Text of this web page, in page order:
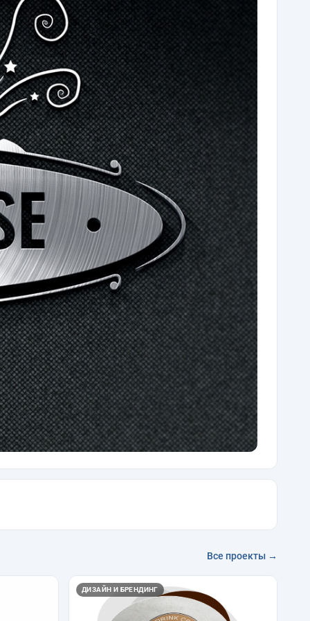
Все проекты →
ДИЗАЙН И БРЕНДИНГ